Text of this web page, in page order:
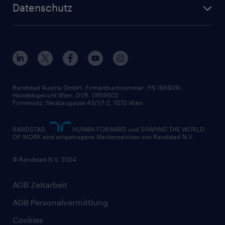
HR-Portal
Unsere Historie
Datenschutz
Nutzungsbestimmungen
Widerrufsformular
AGB Zeitarbeit
AGB Personalvermittlung
Cookies
Randstad Austria GmbH, Firmenbuchnummer: FN 166929i,
Handelsgericht Wien; DVR: 0959502
Firmensitz: Neubaugasse 43/1/1-2, 1070 Wien
RANDSTAD,
HUMAN FORWARD und SHAPING THE WORLD
OF WORK sind eingetragene Markenzeichen von Randstad N.V.
© Randstad N.V. 2024